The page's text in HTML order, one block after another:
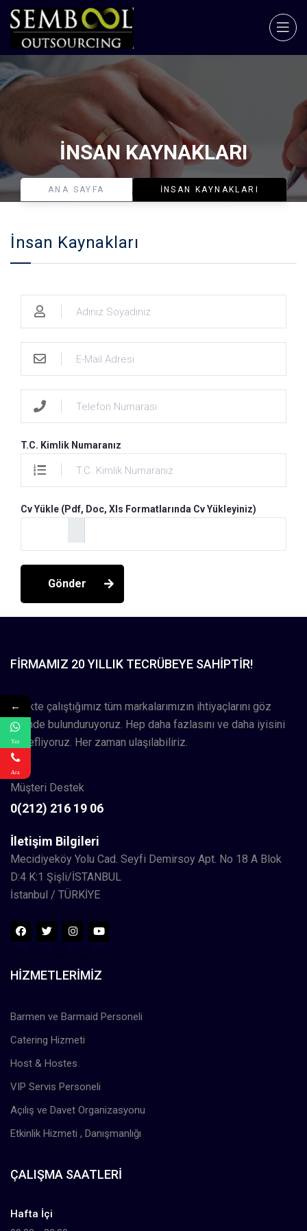
İNSAN KAYNAKLARI
ANA SAYFA İNSAN KAYNAKLARI
İnsan Kaynakları
T.C. Kimlik Numaranız
Cv Yükle (Pdf, Doc, Xls Formatlarında Cv Yükleyiniz)
Gönder
FIRMAMIZ 20 YILLIK TECRÜBEYE SAHIPTIR!
Birlikte çalıştığımız tüm markalarımızın ihtiyaçlarını göz
önünde bulunduruyoruz. Hep daha fazlasını ve daha iyisini
hedefliyoruz. Her zaman ulaşılabiliriz.
Müşteri Destek
0(212) 216 19 06
İletişim Bilgileri
Mecidiyeköy Yolu Cad. Seyfi Demirsoy Apt. No 18 A Blok
D:4 K:1 Şişli/İSTANBUL
İstanbul / TÜRKİYE
HIZMETLERIMIZ
Barmen ve Barmaid Personeli
Catering Hizmeti
Host & Hostes
VIP Servis Personeli
Açılış ve Davet Organizasyonu
Etkinlik Hizmeti , Danışmanlığı
ÇALIŞMA SAATLERI
Hafta İçi
←
Yaz
Ara